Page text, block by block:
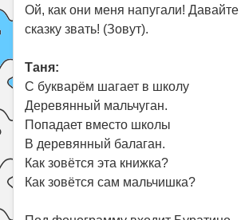
Ой, как они меня напугали!
сказку звать! (Зовут).
Таня:
С букварём шагает в школу
Деревянный мальчуган.
Попадает вместо школы
В деревянный балаган.
Как зовётся эта книжка?
Как зовётся сам мальчишка?